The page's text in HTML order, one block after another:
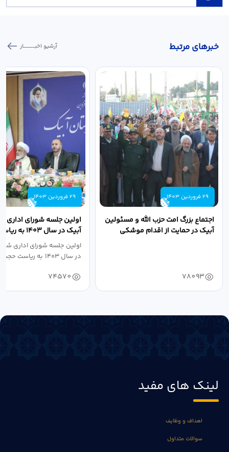
خبر‌های مرتبط آرشیو اخبـــــــــــار
29 فروردین 1403
اجتماع بزرگ امت حزب الله و مسئولین
آبیک در حمایت از اقدام موشکی
78093
29 فروردین 1403
اولین جلسه شورای اداری
آبیک در سال
اله مددخانی...
اولین جلسه شورای اداری
در سال ۱۴۰۳ به ریاست حجت اله...
74570
لینک های مفید
اهداف و وظایف
سوالات متداول